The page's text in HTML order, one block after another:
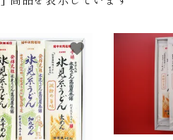
favorite